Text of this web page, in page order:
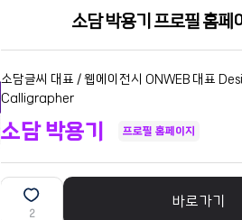
소담 박용기 프로필 홈페
소담글씨 대표 / 웹에이전시 ONWEB 대표
Calligrapher
소담 박용기 프로필 홈페이지
2
바로가기